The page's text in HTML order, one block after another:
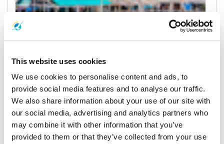
This website uses cookies
We use cookies to personalise content and ads, to
provide social media features and to analyse our traffic.
We also share information about your use of our site with
our social media, advertising and analytics partners who
may combine it with other information that you’ve
provided to them or that they’ve collected from your use
Koh Kood
Horarios y Precios de Ferrys
Muelles y Centros de Recogida